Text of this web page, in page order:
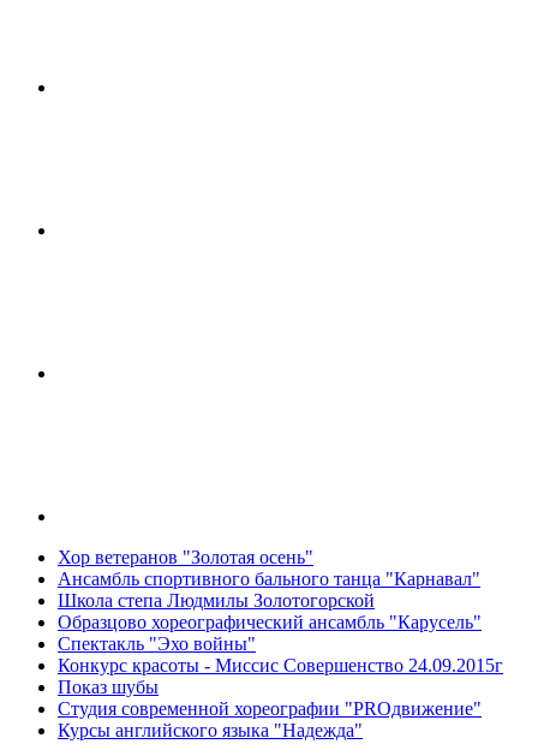
Хор ветеранов "Золотая осень"
Ансамбль спортивного бального танца "Карнавал"
Школа степа Людмилы Золотогорской
Образцово хореографический ансамбль "Карусель"
Спектакль "Эхо войны"
Конкурс красоты - Миссис Совершенство 24.09.2015г
Показ шубы
Студия современной хореографии "PROдвижение"
Курсы английского языка "Надежда"